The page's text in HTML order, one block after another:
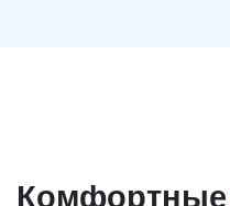
Комфортные